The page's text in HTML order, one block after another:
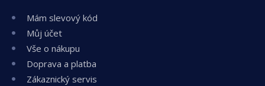
Mám slevový kód
Můj účet
Vše o nákupu
Doprava a platba
Zákaznický servis